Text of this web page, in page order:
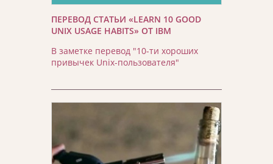
ПЕРЕВОД СТАТЬИ «LEARN 10 GOOD
UNIX USAGE HABITS» ОТ IBM
В заметке перевод "10-ти хороших
привычек Unix-пользователя"